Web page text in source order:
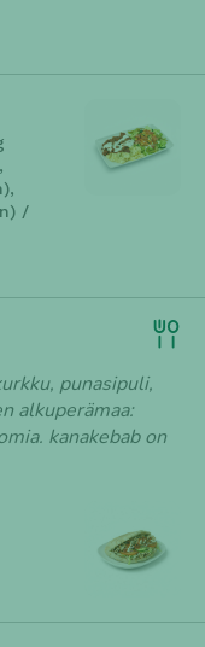
/
punasipuli,
alkuperämaa:
kanakebab on